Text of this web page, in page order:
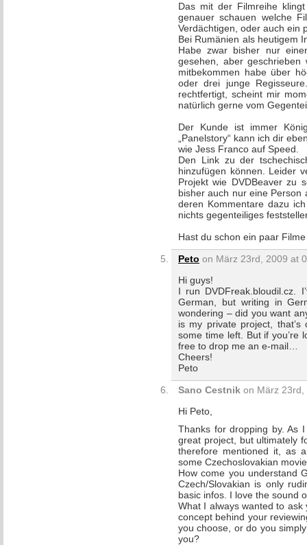
Das mit der Filmreihe
genauer schauen welche
Verdächtigen, oder auch ein
Bei Rumänien als heutigem
Habe zwar bisher nur
gesehen, aber
mitbekommen habe über
oder drei junge
rechtfertigt, scheint mir
natürlich gerne vom
Der Kunde ist immer
„Panelstory“ kann ich dir
wie Jess Franco auf Speed.
Den Link zu der
hinzufügen können. Leider
Projekt wie DVDBeaver zu
bisher auch nur eine Person
deren Kommentare dazu
nichts gegenteiliges
Hast du schon ein paar
Peto on März 23rd, 2009 at
Hi guys!
I run DVDFreak.bloudil.cz.
German, but writing in
wondering – did you want
is my private project,
some time left. But if you’re
free to drop me an e-mail…
Cheers!
Peto
Sano Cestnik on März
Hi Peto,
Thanks for dropping by. As
great project, but ultimately
therefore mentioned it, as
some Czechoslovakian
How come you understand
Czech/Slovakian is only
basic infos. I love the sound
What I always wanted to
concept behind your
you choose, or do you
you?